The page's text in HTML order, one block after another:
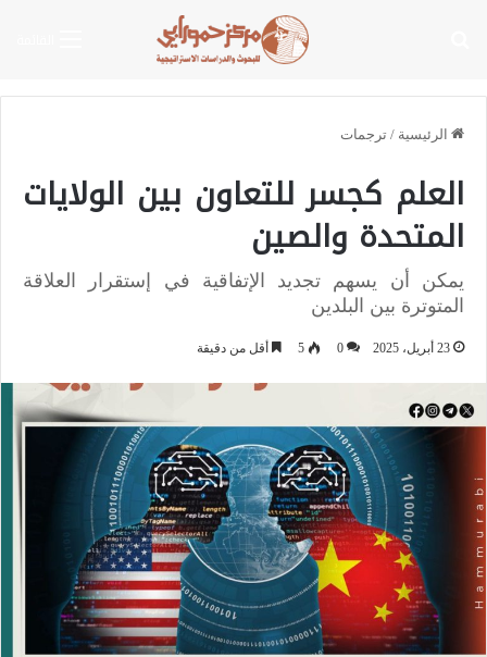
الرئيسية / ترجمات
العلم كجسر للتعاون بين الولايات
المتحدة والصين
يمكن أن يسهم تجديد الإتفاقية في إستقرار العلاقة
المتوترة بين البلدين
23 أبريل، 2025 0
5 أقل من دقيقة